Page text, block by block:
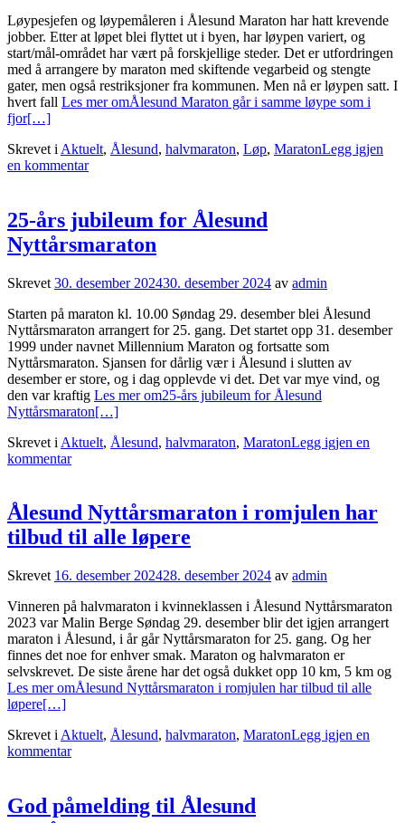
Løypesjefen og løypemåleren i Ålesund Maraton har hatt krevende
jobber. Etter at løpet blei flyttet ut i byen, har løypen variert, og
start/mål-området har vært på forskjellige steder. Det er utfordringen
med å arrangere by maraton med skiftende vegarbeid og stengte
gater, men også restriksjoner fra kommunen. Men nå er løypen satt. I
hvert fall Les mer omÅlesund Maraton går i samme løype som i
fjor[…]
Skrevet i Aktuelt, Ålesund, halvmaraton, Løp, MaratonLegg igjen
en kommentar
25-års jubileum for Ålesund
Nyttårsmaraton
Skrevet 30. desember 202430. desember 2024 av admin
Starten på maraton kl. 10.00 Søndag 29. desember blei Ålesund
Nyttårsmaraton arrangert for 25. gang. Det startet opp 31. desember
1999 under navnet Millennium Maraton og fortsatte som
Nyttårsmaraton. Sjansen for dårlig vær i Ålesund i slutten av
desember er store, og i dag opplevde vi det. Det var mye vind, og
den var kraftig Les mer om25-års jubileum for Ålesund
Nyttårsmaraton[…]
Skrevet i Aktuelt, Ålesund, halvmaraton, MaratonLegg igjen en
kommentar
Ålesund Nyttårsmaraton i romjulen har
tilbud til alle løpere
Skrevet 16. desember 202428. desember 2024 av admin
Vinneren på halvmaraton i kvinneklassen i Ålesund Nyttårsmaraton
2023 var Malin Berge Søndag 29. desember blir det igjen arrangert
maraton i Ålesund, i år går Nyttårsmaraton for 25. gang. Og her
finnes det noe for enhver smak. Maraton og halvmaraton er
selvskrevet. De siste årene har det også dukket opp 10 km, 5 km og
Les mer omÅlesund Nyttårsmaraton i romjulen har tilbud til alle
løpere[…]
Skrevet i Aktuelt, Ålesund, halvmaraton, MaratonLegg igjen en
kommentar
God påmelding til Ålesund